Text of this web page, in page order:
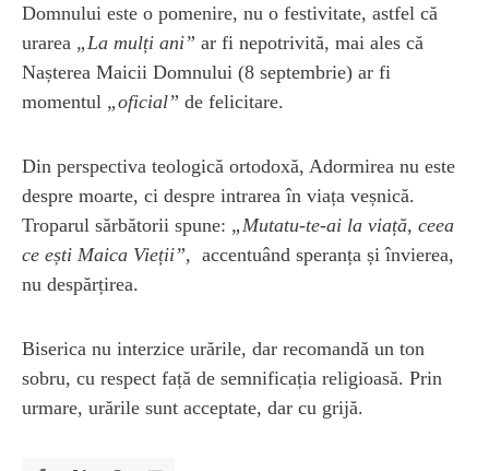
Domnului este o pomenire, nu o festivitate, astfel că
urarea „La mulți ani” ar fi nepotrivită, mai ales că
Nașterea Maicii Domnului (8 septembrie) ar fi
momentul „oficial” de felicitare.
Din perspectiva teologică ortodoxă, Adormirea nu este
despre moarte, ci despre intrarea în viața veșnică.
Troparul sărbătorii spune: „Mutatu-te-ai la viață, ceea
ce ești Maica Vieții”, accentuând speranța și învierea,
nu despărțirea.
Biserica nu interzice urările, dar recomandă un ton
sobru, cu respect față de semnificația religioasă. Prin
urmare, urările sunt acceptate, dar cu grijă.